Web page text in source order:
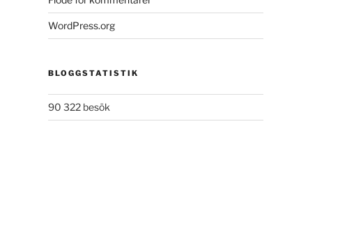
WordPress.org
BLOGGSTATISTIK
90 322 besök